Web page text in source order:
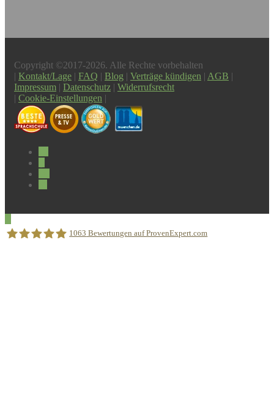
Copyright ©2017-2026. Alle Rechte vorbehalten
| Kontakt/Lage | FAQ | Blog | Verträge kündigen | AGB |
Impressum | Datenschutz | Widerrufsrecht
| Cookie-Einstellungen |
1063 Bewertungen auf ProvenExpert.com